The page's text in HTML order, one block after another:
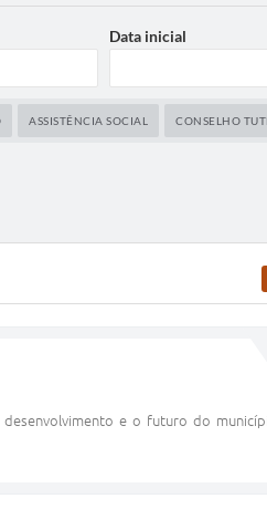
Data inicial
ASSISTÊNCIA SOCIAL CONSELHO
e o futuro do